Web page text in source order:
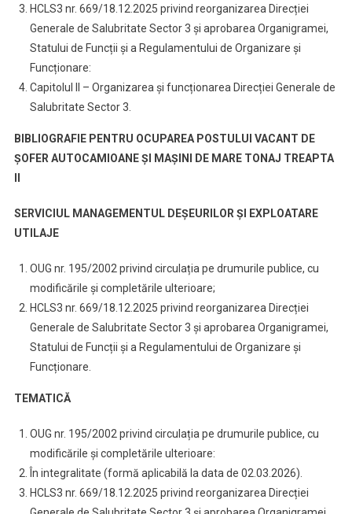
HCLS3 nr. 669/18.12.2025 privind reorganizarea Direcției
Generale de Salubritate Sector 3 și aprobarea Organigramei,
Statului de Funcții și a Regulamentului de Organizare și
Funcționare:
Capitolul II – Organizarea și funcționarea Direcției Generale de
Salubritate Sector 3.
BIBLIOGRAFIE PENTRU OCUPAREA POSTULUI VACANT DE
ȘOFER AUTOCAMIOANE ȘI MAȘINI DE MARE TONAJ TREAPTA
II
SERVICIUL MANAGEMENTUL DEȘEURILOR ȘI EXPLOATARE
UTILAJE
OUG nr. 195/2002 privind circulația pe drumurile publice, cu
modificările și completările ulterioare;
HCLS3 nr. 669/18.12.2025 privind reorganizarea Direcției
Generale de Salubritate Sector 3 și aprobarea Organigramei,
Statului de Funcții și a Regulamentului de Organizare și
Funcționare.
TEMATICĂ
OUG nr. 195/2002 privind circulația pe drumurile publice, cu
modificările și completările ulterioare:
În integralitate (formă aplicabilă la data de 02.03.2026).
HCLS3 nr. 669/18.12.2025 privind reorganizarea Direcției